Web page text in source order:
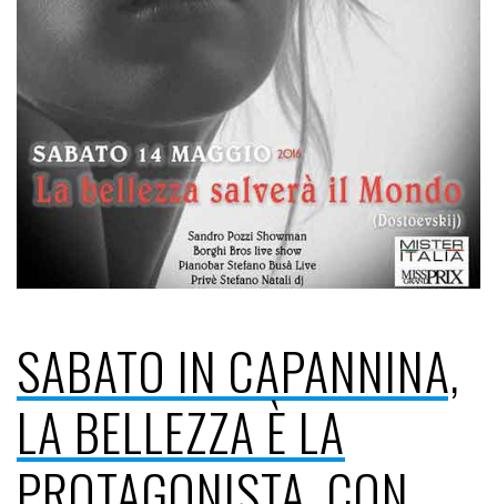
SABATO IN CAPANNINA,
LA BELLEZZA È LA